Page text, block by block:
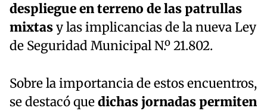
despliegue en terreno de las patrullas
mixtasy las implicancias de la nueva Ley
de Seguridad Municipal N.º 21.802.
Sobre la importancia de estos encuentros,
se destacó quedichas jornadas permiten